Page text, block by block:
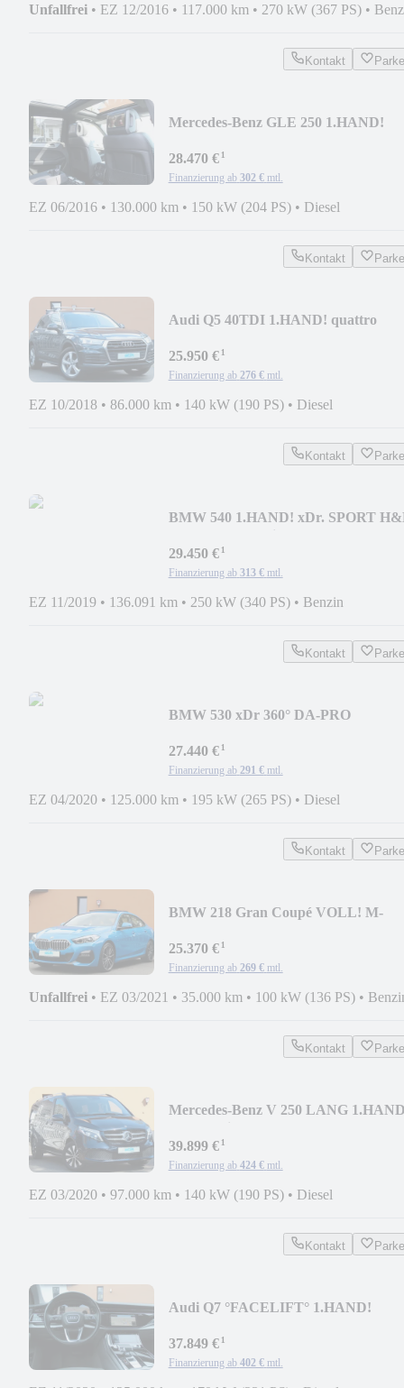
Unfallfrei • EZ 12/2016 • 117.000 km • 270 kW (367 PS) •
Kontakt
Mercedes-Benz GLE 250 1.HAND!
PANO KAM
28.470 €¹
Finanzierung ab 302 € mtl.
EZ 06/2016 • 130.000 km • 150 kW (204 PS) • Diesel
Kontakt
Audi Q5 40TDI 1.HAND! quattro
25.950 €¹
Finanzierung ab 276 € mtl.
EZ 10/2018 • 86.000 km • 140 kW (190 PS) • Diesel
Kontakt
BMW 540 1.HAND! xDr. SPORT
29.450 €¹
Finanzierung ab 313 € mtl.
EZ 11/2019 • 136.091 km • 250 kW (340 PS) • Benzin
Kontakt
BMW 530 xDr 360° DA-PRO
ACC
27.440 €¹
Finanzierung ab 291 € mtl.
EZ 04/2020 • 125.000 km • 195 kW (265 PS) • Diesel
Kontakt
BMW 218 Gran Coupé VOLL! M-
25.370 €¹
Finanzierung ab 269 € mtl.
Unfallfrei • EZ 03/2021 • 35.000 km • 100 kW (136 PS) •
Kontakt
Mercedes-Benz V 250 LANG
39.899 €¹
Finanzierung ab 424 € mtl.
EZ 03/2020 • 97.000 km • 140 kW (190 PS) • Diesel
Kontakt
Audi Q7 °FACELIFT° 1.HAND!
37.849 €¹
Finanzierung ab 402 € mtl.